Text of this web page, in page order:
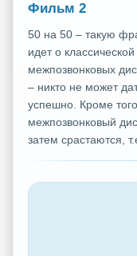
Фильм 2
50 на 50 – такую
идет о
межпозвонковых
– никто не может
успешно. Кроме
межпозвонковый
затем срастаются,